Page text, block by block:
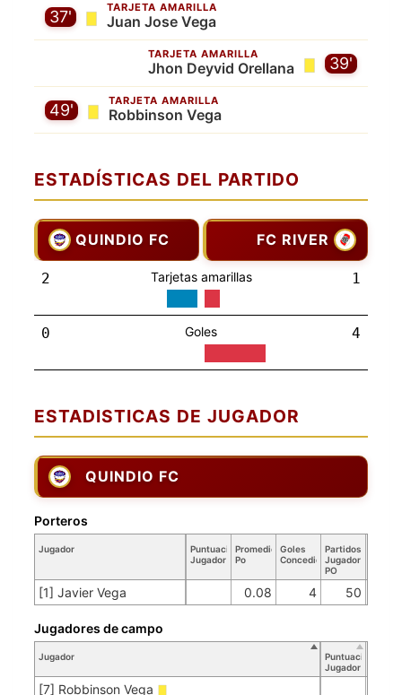
TARJETA AMARILLA
Juan Jose Vega
37'
39'
TARJETA AMARILLA
Jhon Deyvid Orellana
TARJETA AMARILLA
Robbinson Vega
49'
ESTADÍSTICAS DEL PARTIDO
QUINDIO FC FC RIVER
2 Tarjetas amarillas 1
0 Goles 4
ESTADISTICAS DE JUGADOR
QUINDIO FC
Jugador
Puntuación
Jugador
Promedio
Po
Goles
Concedidos
Partidos
Jugador
PO
[1] Javier Vega 0.08 4 50
Porteros
Jugador
Puntuación
Jugador
[7] Robbinson Vega
Jugadores de campo